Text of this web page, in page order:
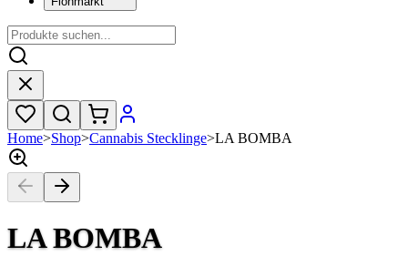
Home>Shop>Cannabis Stecklinge>LA BOMBA
LA BOMBA